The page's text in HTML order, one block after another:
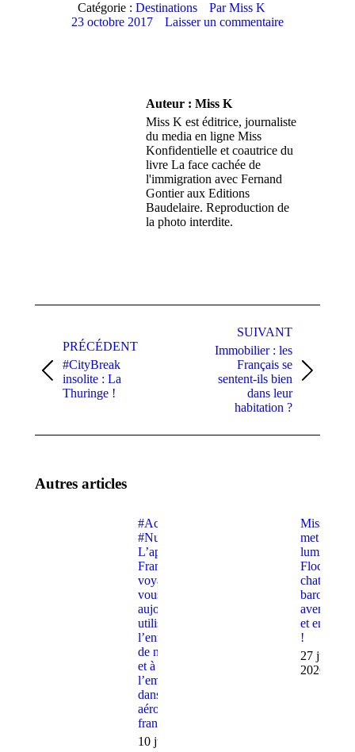
Catégorie : Destinations ParMiss K
23 octobre 2017
Laisser un commentaire
Auteur : Miss K
Miss K est éditrice, journaliste
du media en ligne Miss
Konfidentielle et coautrice du
livre La face cachée de
l'immigration avec Fernand
Gontier aux Editions
Baudelaire. Reproduction de
la photo interdite.
article
PRÉCÉDENT
Article
précédent
#CityBreak
insolite : La
Thuringe !
SUIVANT
Article
Immobilier : les
Français se
sentent-ils bien
dans leur
habitation ?
Autres articles
#Actualités
#Numerique –
L’application
France Identité
voyage avec
vous est dès
aujourd’hui
utilisable lors de
l’enregistrement
de nos bagages
et à
l’embarquement
dans les
aéroports
français
10 juillet 2026
Miss K
met en
lumière
Flocon,
chat
baroudeur,
aventurier
et engagé
!
27 juin
2026